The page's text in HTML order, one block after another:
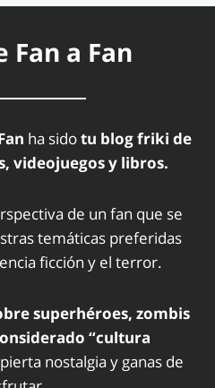
Fan a Fan
ha sidotu blog friki de
videojuegos y libros.
de un fan que se
temáticas preferidas
ficción y el terror.
superhéroes, zombis
“cultura
nostalgia y ganas de